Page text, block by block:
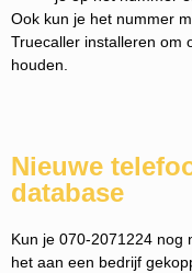
Ook kun je het nummer
Truecaller installeren om
houden.
Nieuwe
database
Kun je 070-2071224 nog
het aan een bedrijf